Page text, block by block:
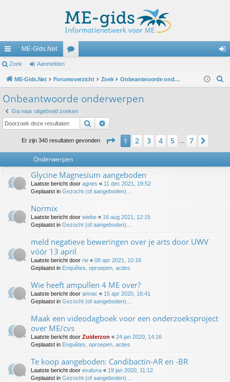
ne
lle
lin
ks
ME-Gids.Net
u
m
s
m
Zoek Aanmelden
ME-Gids.Net Forumoverzicht Zoek Onbeantwoorde onderwerpen
Onbeantwoorde onderwerpen
Ga naar uitgebreid zoeken
Zoek
Er zijn 340 resultaten gevonden Pagina van7
1 2 3 4 5 7
Onderwerpen
Glycine Magnesium aangeboden
Laatste bericht door agnes « 11 dec 2021, 19:52
Geplaatst in Gezocht (of aangeboden)....
Normix
Laatste bericht door wiebe « 16 aug 2021, 12:15
Geplaatst in Gezocht (of aangeboden)....
meld negatieve beweringen over je arts door UWV
vóór 13 april
Laatste bericht door rie « 08 apr 2021, 10:16
Geplaatst in Enquêtes, oproepen, acties
Wie heeft ampullen 4 ME over?
Laatste bericht door annac « 15 apr 2020, 16:41
Geplaatst in Gezocht (of aangeboden)....
Maak een videodagboek voor een onderzoeksproject
over ME/cvs
Laatste bericht door Zuiderzon « 24 jan 2020, 14:16
Geplaatst in Enquêtes, oproepen, acties
Te koop aangeboden: Candibactin-AR en -BR
Laatste bericht door evaluna « 19 jan 2020, 11:12
Geplaatst in Gezocht (of aangeboden)....